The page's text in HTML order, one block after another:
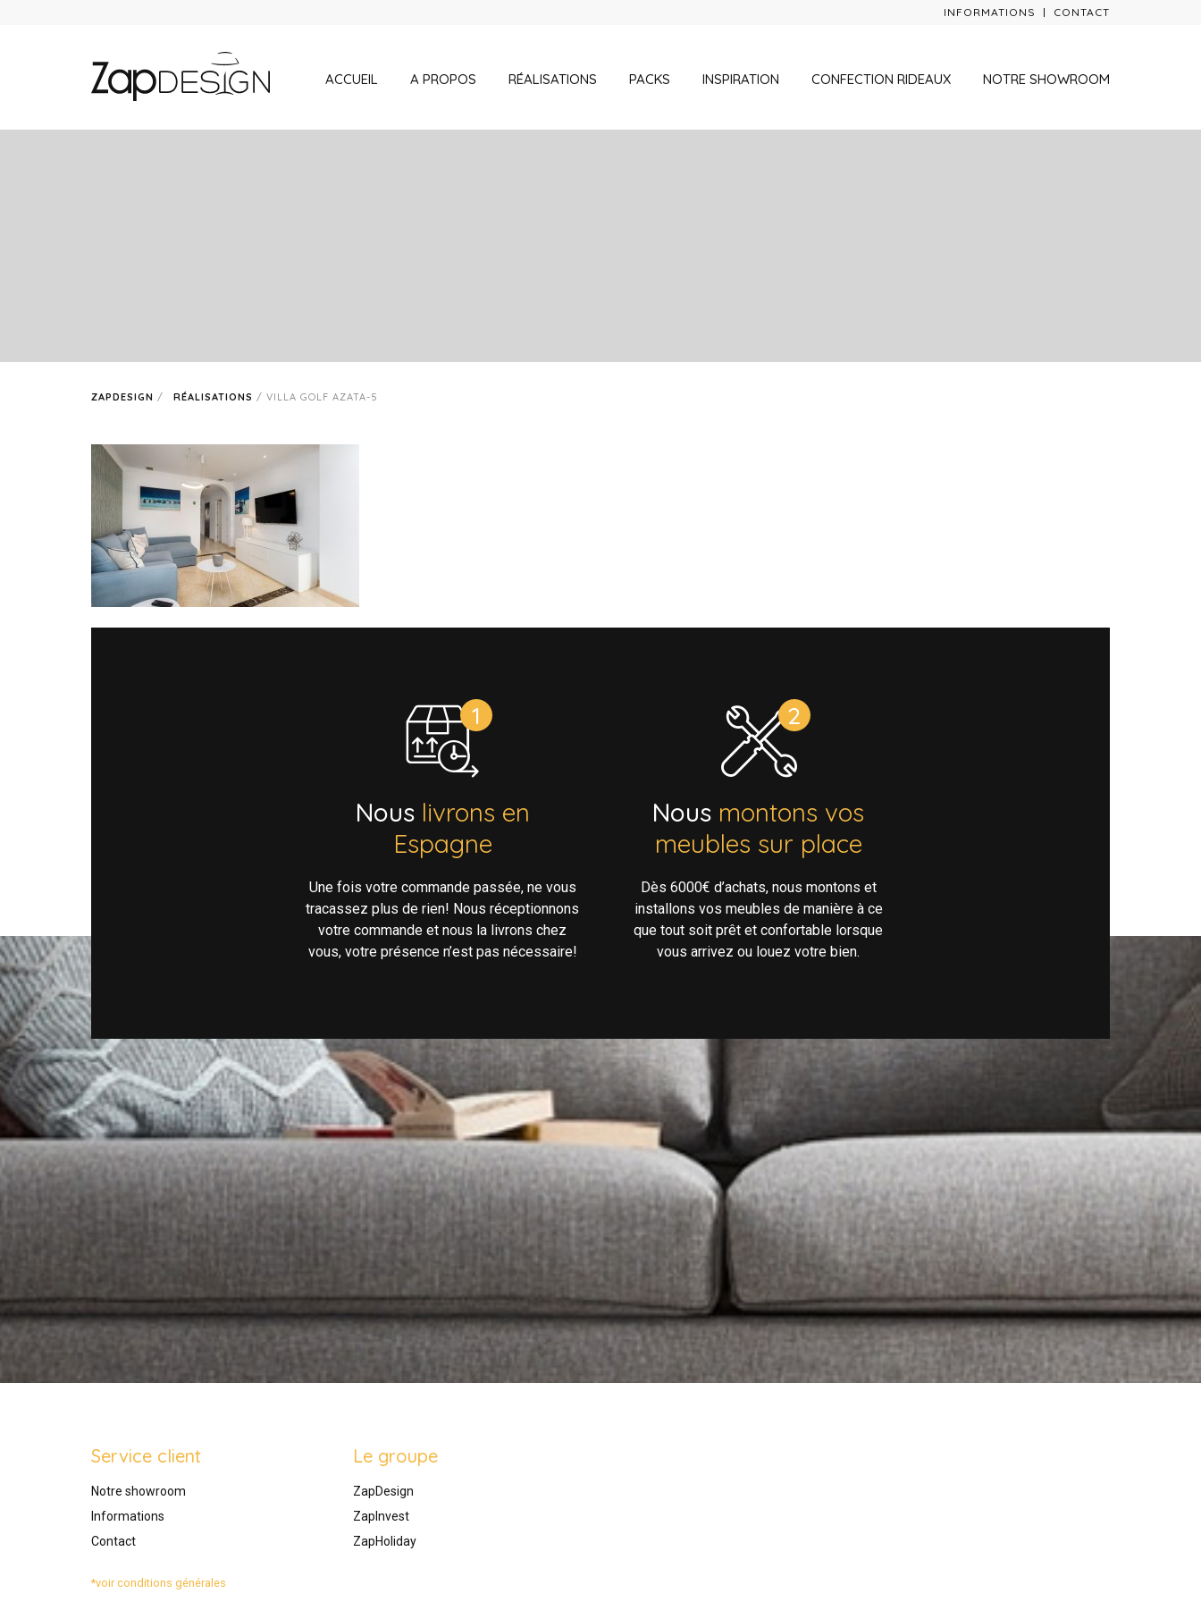
INFORMATIONS CONTACT
ACCUEIL A PROPOS RÉALISATIONS PACKS INSPIRATION CONFECTION RIDEAUX NOTRE SHOWROOM
ZAPDESIGN / RÉALISATIONS / VILLA GOLF AZATA-5
Nous livrons en
Espagne
Une fois votre commande passée, ne vous
tracassez plus de rien! Nous réceptionnons
votre commande et nous la livrons chez
vous, votre présence n’est pas nécessaire!
Nous montons vos
meubles sur place
Dès 6000€ d’achats, nous montons et
installons vos meubles de manière à ce
que tout soit prêt et confortable lorsque
vous arrivez ou louez votre bien.
Service client
Notre showroom
Informations
Contact
Le groupe
ZapDesign
ZapInvest
ZapHoliday
*voir conditions générales